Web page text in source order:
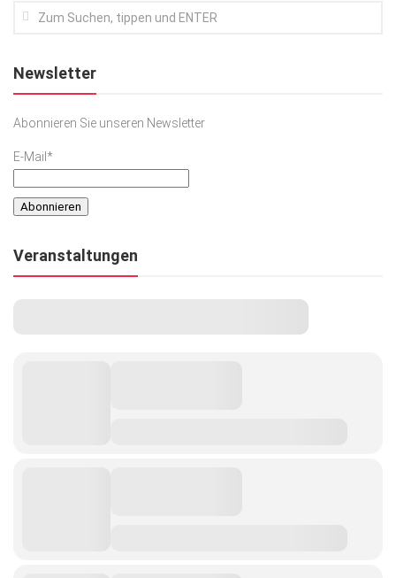
SACHSEN IN PARIS
Newsletter
Abonnieren Sie unseren Newsletter
E-Mail*
Veranstaltungen